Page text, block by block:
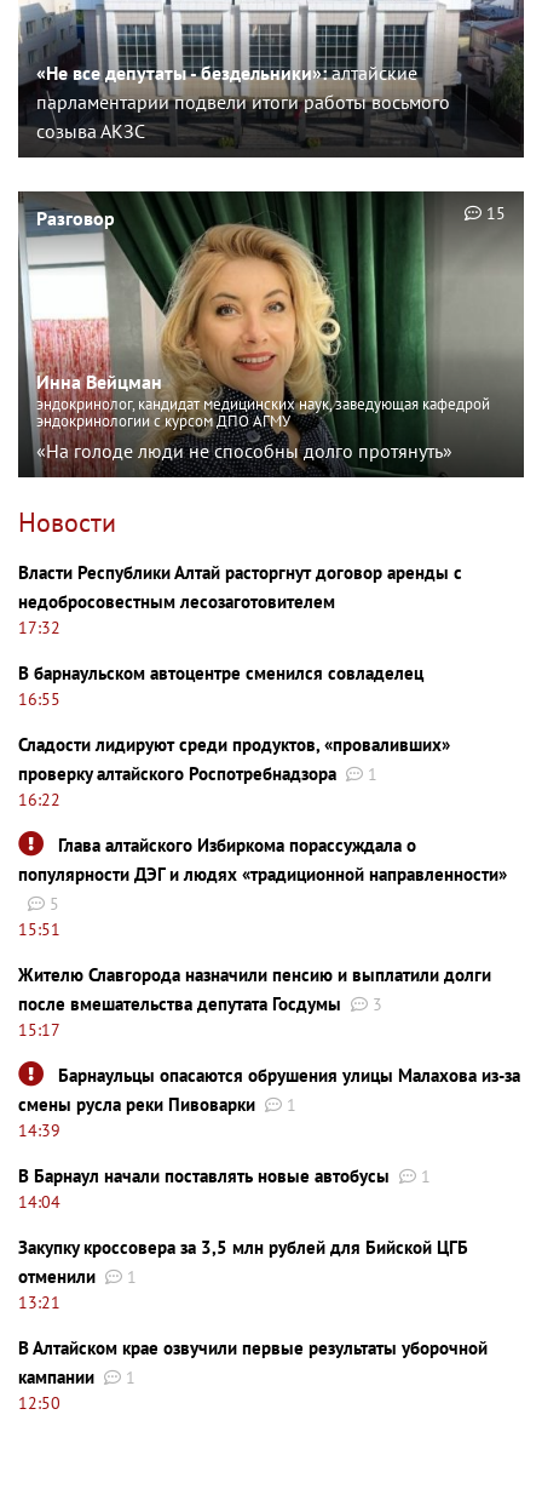
«Не все депутаты - бездельники»:алтайские
парламентарии подвели итоги работы восьмого
созыва АКЗС
Разговор
Инна Вейцман
эндокринолог, кандидат медицинских наук, заведующая кафедрой
эндокринологии с курсом ДПО АГМУ
«На голоде люди не способны долго протянуть»
15
Новости
Власти Республики Алтай расторгнут договор аренды с
недобросовестным лесозаготовителем
17:32
В барнаульском автоцентре сменился совладелец
16:55
Сладости лидируют среди продуктов, «проваливших»
проверку алтайского Роспотребнадзора
1
16:22
Глава алтайского Избиркома порассуждала о
популярности ДЭГ и людях «традиционной направленности»
5
15:51
Жителю Славгорода назначили пенсию и выплатили долги
после вмешательства депутата Госдумы
3
15:17
Барнаульцы опасаются обрушения улицы Малахова из-за
смены русла реки Пивоварки
1
14:39
В Барнаул начали поставлять новые автобусы
1
14:04
Закупку кроссовера за 3,5 млн рублей для Бийской ЦГБ
отменили
1
13:21
В Алтайском крае озвучили первые результаты уборочной
кампании
1
12:50